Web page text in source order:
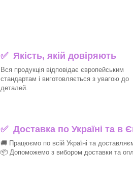
✅ Якість, якій довіряють
Вся продукція відповідає європейським
стандартам і виготовляється з увагою до
деталей.
✅Доставка по Україні та в
🚚 Працюємо по всій Україні та
📦 Допоможемо з вибором доставки та